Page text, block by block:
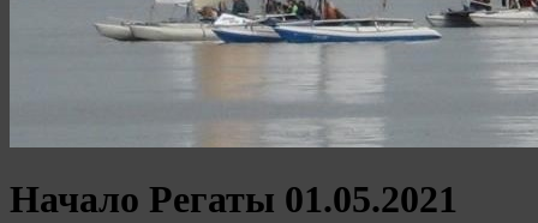
Начало Регаты 01.05.2021